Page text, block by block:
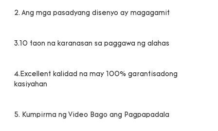
4.Excellent kalidad na may 100% garantisadong